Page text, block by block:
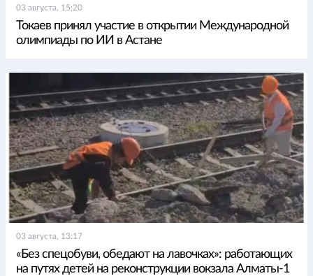
03 августа, 15:20
Токаев принял участие в открытии Международной
олимпиады по ИИ в Астане
03 августа, 13:17
«Без спецобуви, обедают на лавочках»: работающих
на путях детей на реконструкции вокзала Алматы-1